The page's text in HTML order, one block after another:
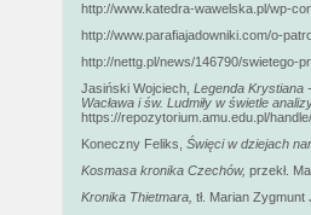
http://www.katedra-wawelska.pl/wp-
http://www.parafiajadowniki.com/o-
http://nettg.pl/news/146790/swietego-
Jasiński Wojciech, Legenda Krystiana
Wacława i św. Ludmiły w świetle
https://repozytorium.amu.edu.pl/
Koneczny Feliks, Święci w dziejach
Kosmasa kronika Czechów, przekł.
Kronika Thietmara, tł. Marian